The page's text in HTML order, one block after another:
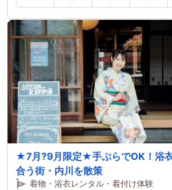
★7月?9月限定★手ぶらでOK！浴
合う街・内川を散策
着物・浴衣レンタル・着付け体験